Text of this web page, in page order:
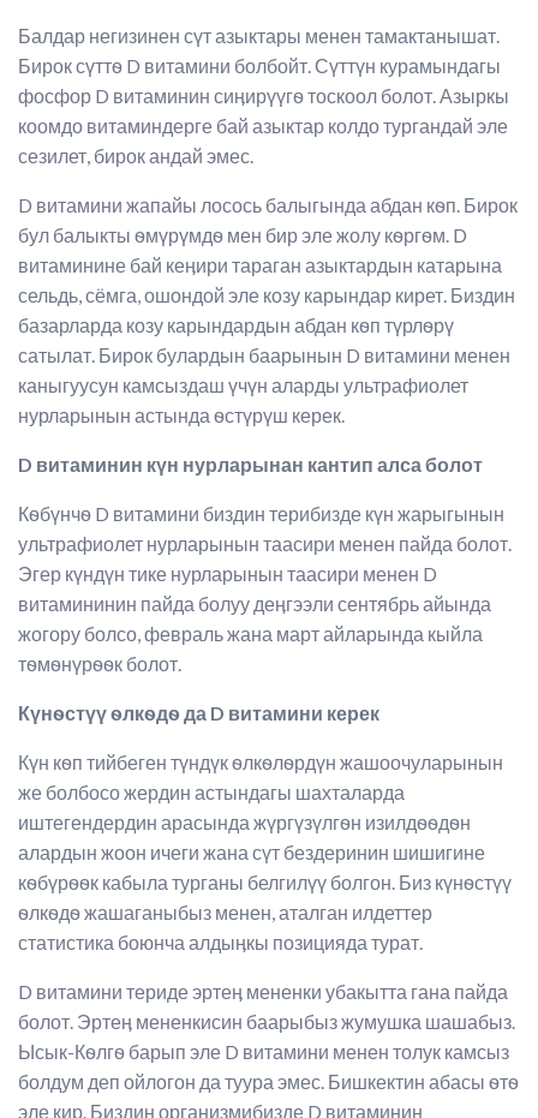
Балдар негизинен сүт азыктары менен тамактанышат.
Бирок сүттѳ D витамини болбойт. Сүттүн курамындагы
фосфор D витаминин сиӊирүүгѳ тоскоол болот. Азыркы
коомдо витаминдерге бай азыктар колдо тургандай эле
сезилет, бирок андай эмес.
D витамини жапайы лосось балыгында абдан кѳп. Бирок
бул балыкты ѳмүрүмдѳ мен бир эле жолу кѳргѳм. D
витаминине бай кеӊири тараган азыктардын катарына
сельдь, сёмга, ошондой эле козу карындар кирет. Биздин
базарларда козу карындардын абдан кѳп түрлѳрү
сатылат. Бирок булардын баарынын D витамини менен
каныгуусун камсыздаш үчүн аларды ультрафиолет
нурларынын астында ѳстүрүш керек.
D витаминин күн нурларынан кантип алса болот
Кѳбүнчѳ D витамини биздин терибизде күн жарыгынын
ультрафиолет нурларынын таасири менен пайда болот.
Эгер күндүн тике нурларынын таасири менен D
витамининин пайда болуу деӊгээли сентябрь айында
жогору болсо, февраль жана март айларында кыйла
тѳмѳнүрѳѳк болот.
Күнѳстүү ѳлкѳдѳ да D витамини керек
Күн кѳп тийбеген түндүк ѳлкѳлѳрдүн жашоочуларынын
же болбосо жердин астындагы шахталарда
иштегендердин арасында жүргүзүлгѳн изилдѳѳдѳн
алардын жоон ичеги жана сүт бездеринин шишигине
кѳбүрѳѳк кабыла турганы белгилүү болгон. Биз күнѳстүү
ѳлкѳдѳ жашаганыбыз менен, аталган илдеттер
статистика боюнча алдыӊкы позицияда турат.
D витамини териде эртеӊ мененки убакытта гана пайда
болот. Эртеӊ мененкисин баарыбыз жумушка шашабыз.
Ысык-Кѳлгѳ барып эле D витамини менен толук камсыз
болдум деп ойлогон да туура эмес. Бишкектин абасы ѳтѳ
эле кир. Биздин организмибизде D витаминин